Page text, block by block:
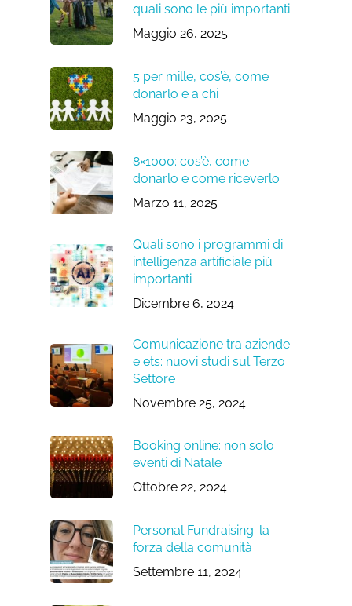
quali sono le più importanti
Maggio 26, 2025
5 per mille, cos’è, come
donarlo e a chi
Maggio 23, 2025
8×1000: cos’è, come
donarlo e come riceverlo
Marzo 11, 2025
Quali sono i programmi di
intelligenza artificiale più
importanti
Dicembre 6, 2024
Comunicazione tra aziende
e ets: nuovi studi sul Terzo
Settore
Novembre 25, 2024
Booking online: non solo
eventi di Natale
Ottobre 22, 2024
Personal Fundraising: la
forza della comunità
Settembre 11, 2024